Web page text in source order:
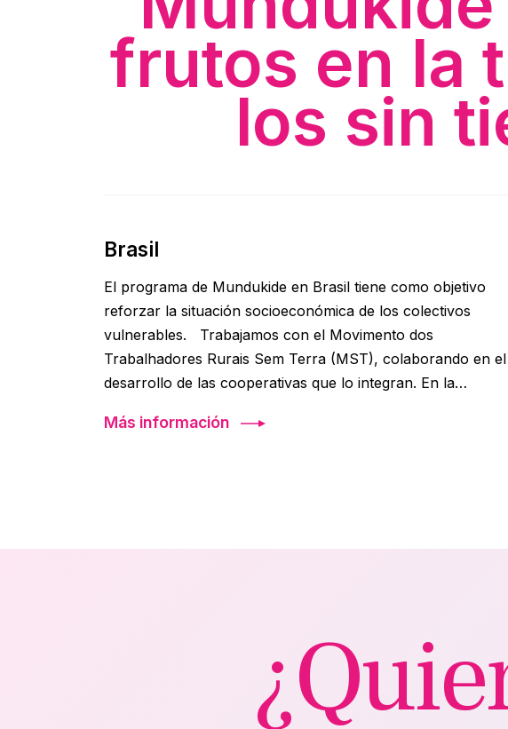
frutos en la
los sin
Brasil
El programa de Mundukide en Brasil tiene como objetivo
reforzar la situación socioeconómica de los colectivos
vulnerables. Trabajamos con el Movimento dos
Trabalhadores Rurais Sem Terra (MST), colaborando en el
desarrollo de las cooperativas que lo integran. En la…
Más información